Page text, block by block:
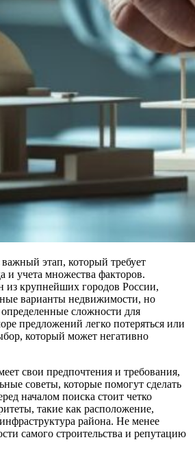
этап, который требует
и учета множества факторов.
из крупнейших городов России,
варианты недвижимости, но
сложности для
предложений легко потеряться или
который может негативно
свои предпочтения и требования,
советы, которые помогут сделать
началом поиска стоит четко
такие как расположение,
района. Не менее
самого строительства и репутацию